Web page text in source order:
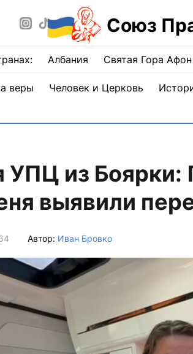
Союз
Албания Святая Гора Афон
веры Человек и Церковь
из Боярки:
выявили
Автор: Иван Бровко